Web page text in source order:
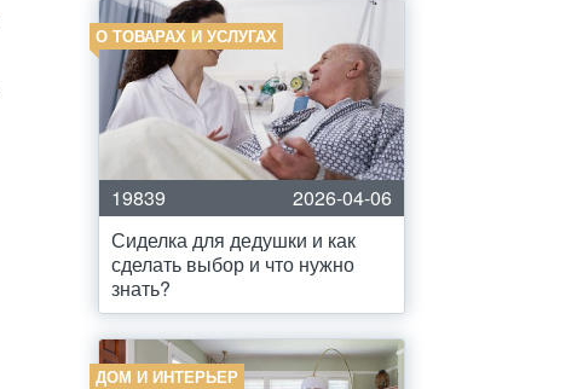
О ТОВАРАХ И УСЛУГАХ
19839
2026-04-06
Сиделка для дедушки и как
сделать выбор и что нужно
знать?
ДОМ И ИНТЕРЬЕР